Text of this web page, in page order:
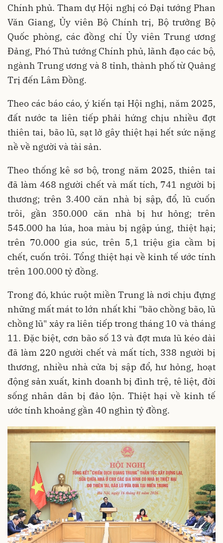
Chính phủ. Tham dự Hội nghị có Đại tướng Phan
Văn Giang, Ủy viên Bộ Chính trị, Bộ trưởng Bộ
Quốc phòng, các đồng chí Ủy viên Trung ương
Đảng, Phó Thủ tướng Chính phủ, lãnh đạo các bộ,
ngành Trung ương và 8 tỉnh, thành phố từ Quảng
Trị đến Lâm Đồng.
Theo các báo cáo, ý kiến tại Hội nghị, năm 2025,
đất nước ta liên tiếp phải hứng chịu nhiều đợt
thiên tai, bão lũ, sạt lở gây thiệt hại hết sức nặng
nề về người và tài sản.
Theo thống kê sơ bộ, trong năm 2025, thiên tai
đã làm 468 người chết và mất tích, 741 người bị
thương; trên 3.400 căn nhà bị sập, đổ, lũ cuốn
trôi, gần 350.000 căn nhà bị hư hỏng; trên
545.000 ha lúa, hoa màu bị ngập úng, thiệt hại;
trên 70.000 gia súc, trên 5,1 triệu gia cầm bị
chết, cuốn trôi. Tổng thiệt hại về kinh tế ước tính
trên 100.000 tỷ đồng.
Trong đó, khúc ruột miền Trung là nơi chịu đựng
những mất mát to lớn nhất khi "bão chồng bão, lũ
chồng lũ" xảy ra liên tiếp trong tháng 10 và tháng
11. Đặc biệt, cơn bão số 13 và đợt mưa lũ kéo dài
đã làm 220 người chết và mất tích, 338 người bị
thương, nhiều nhà cửa bị sập đổ, hư hỏng, hoạt
động sản xuất, kinh doanh bị đình trệ, tê liệt, đời
sống nhân dân bị đảo lộn. Thiệt hại về kinh tế
ước tính khoảng gần 40 nghìn tỷ đồng.